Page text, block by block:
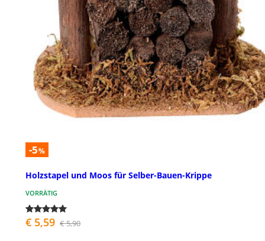
-5%
Holzstapel und Moos für Selber-Bauen-Krippe
VORRÄTIG
€ 5,59 € 5,90